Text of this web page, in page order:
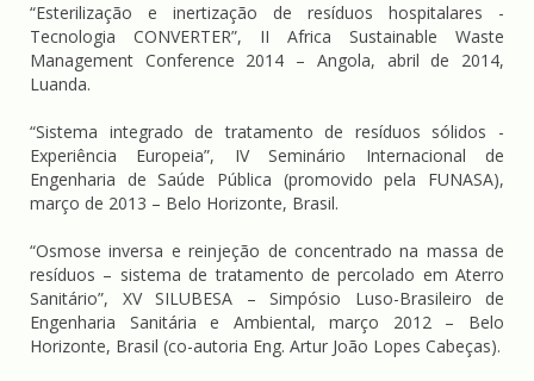
“Esterilização e inertização de resíduos hospitalares -
Tecnologia CONVERTER”, II Africa Sustainable Waste
Management Conference 2014 – Angola, abril de 2014,
Luanda.
“Sistema integrado de tratamento de resíduos sólidos -
Experiência Europeia”, IV Seminário Internacional de
Engenharia de Saúde Pública (promovido pela FUNASA),
março de 2013 – Belo Horizonte, Brasil.
“Osmose inversa e reinjeção de concentrado na massa de
resíduos – sistema de tratamento de percolado em Aterro
Sanitário”, XV SILUBESA – Simpósio Luso-Brasileiro de
Engenharia Sanitária e Ambiental, março 2012 – Belo
Horizonte, Brasil (co-autoria Eng. Artur João Lopes Cabeças).